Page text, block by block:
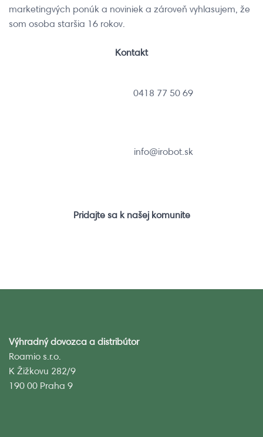
marketingvých ponúk a noviniek a zároveň vyhlasujem, že
som osoba staršia 16 rokov.
Kontakt
0418 77 50 69
info@irobot.sk
Pridajte sa k našej komunite
Výhradný dovozca a distribútor
Roamio s.r.o.
K Žižkovu 282/9
190 00 Praha 9